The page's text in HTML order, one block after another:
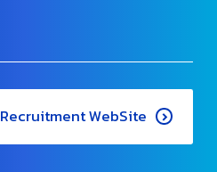
Recruitment WebSite